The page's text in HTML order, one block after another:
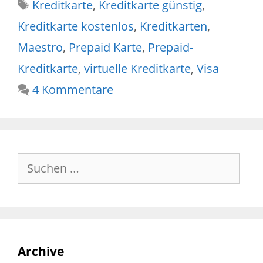
Kreditkarte, Kreditkarte günstig,
Kreditkarte kostenlos, Kreditkarten,
Maestro, Prepaid Karte, Prepaid-
Kreditkarte, virtuelle Kreditkarte, Visa
4 Kommentare
nach:
Archive